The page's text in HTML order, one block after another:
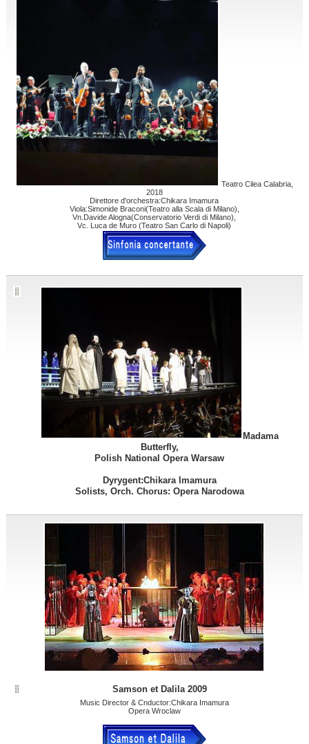
Teatro Cilea Calabria,
2018
Direttore d'orchestra:Chikara Imamura
Viola:Simonide Braconi(Teatro alla Scala di Milano),
Vn.Davide Alogna(Conservatorio Verdi di Milano),
Vc. Luca de Muro (Teatro San Carlo di Napoli)
Madama
Butterfly,
Polish National Opera Warsaw
Dyrygent:Chikara Imamura
Solists, Orch. Chorus: Opera Narodowa
Samson et Dalila 2009
Music Director & Cnductor:Chikara Imamura
Opera Wroclaw